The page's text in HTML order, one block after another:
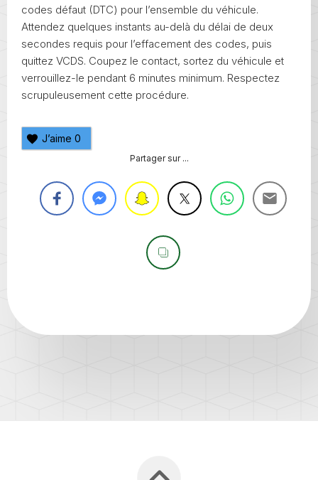
codes défaut (DTC) pour l’ensemble du véhicule.
Attendez quelques instants au-delà du délai de deux
secondes requis pour l’effacement des codes, puis
quittez VCDS. Coupez le contact, sortez du véhicule et
verrouillez-le pendant 6 minutes minimum. Respectez
scrupuleusement cette procédure.
J’aime 0
Partager sur ...